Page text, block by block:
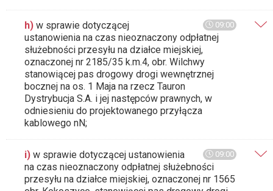
09:00
h) w sprawie dotyczącej
ustanowienia na czas nieoznaczony odpłatnej
służebności przesyłu na działce miejskiej,
oznaczonej nr 2185/35 k.m.4, obr. Wilchwy
stanowiącej pas drogowy drogi wewnętrznej
bocznej na os. 1 Maja na rzecz Tauron
Dystrybucja S.A. i jej następców prawnych, w
odniesieniu do projektowanego przyłącza
kablowego nN;
09:00
i) w sprawie dotyczącej ustanowienia
na czas nieoznaczony odpłatnej służebności
przesyłu na działce miejskiej, oznaczonej nr 1565